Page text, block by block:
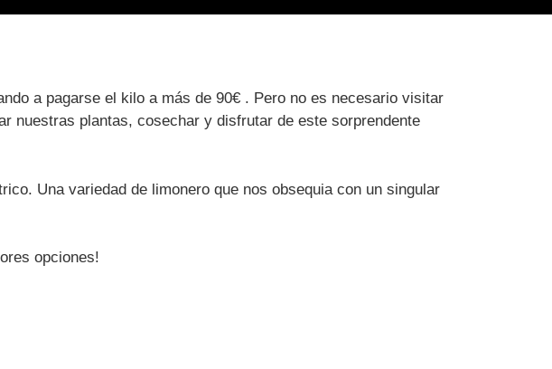
a pagarse el kilo a más de 90€ . Pero no es necesario visitar
nuestras plantas, cosechar y disfrutar de este sorprendente
Una variedad de limonero que nos obsequia con un singular
opciones!